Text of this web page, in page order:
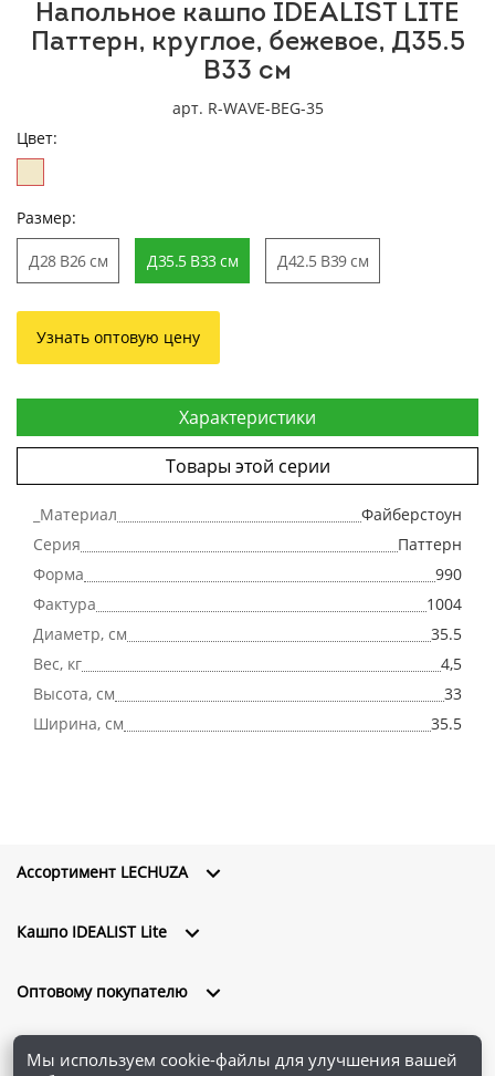
Напольное кашпо IDEALIST LITE
Паттерн, круглое, бежевое, Д35.5
В33 см
арт. R-WAVE-BEG-35
Цвет:
Размер:
Д28 В26 см Д35.5 В33 см Д42.5 В39 см
Узнать оптовую цену
Характеристики
Товары этой серии
_Материал
Файберстоун
Серия
Паттерн
Форма
990
Фактура
1004
Диаметр, см
35.5
Вес, кг
4,5
Высота, см
33
Ширина, см
35.5
Ассортимент LECHUZA
Кашпо IDEALIST Lite
Оптовому покупателю
О компании
Мы используем cookie-файлы для улучшения вашей